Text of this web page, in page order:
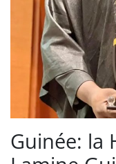
Guinée: la